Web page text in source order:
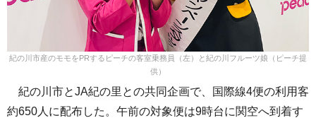
紀の川市産のモモをPRするピーチの客室乗務員（左）と紀の川フルーツ娘（ピーチ提
供）
紀の川市とJA紀の里との共同企画で、国際線4便の利用客
約650人に配布した。午前の対象便は9時台に関空へ到着す